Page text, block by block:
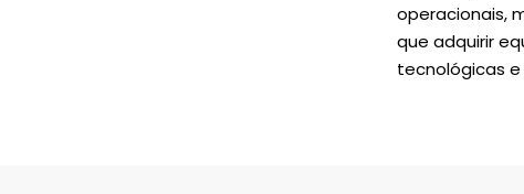
operacionais,
que adquirir
tecnológicas